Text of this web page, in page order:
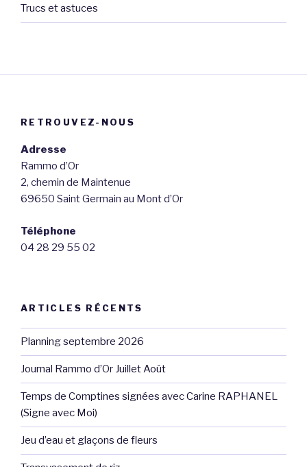
Trucs et astuces
RETROUVEZ-NOUS
Adresse
Rammo d’Or
2, chemin de Maintenue
69650 Saint Germain au Mont d’Or
Téléphone
04 28 29 55 02
ARTICLES RÉCENTS
Planning septembre 2026
Journal Rammo d’Or Juillet Août
Temps de Comptines signées avec Carine RAPHANEL
(Signe avec Moi)
Jeu d’eau et glaçons de fleurs